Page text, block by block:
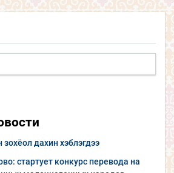
дахин хэблэгдээ
стартует конкурс перевода на